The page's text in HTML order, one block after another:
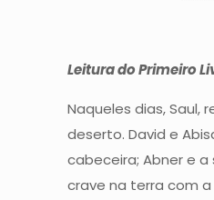
Leitura do Primeiro
Naqueles dias, Saul,
deserto. David e
cabeceira; Abner e
crave na terra com